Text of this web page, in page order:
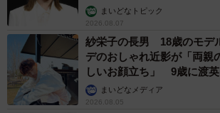
まいどなトピック
2026.08.07
紗栄子の長男 18歳のモデ
デのおしゃれ近影が「両親
しいお顔立ち」 9歳に渡
で学ぶまいどなメディア
2026.08.05